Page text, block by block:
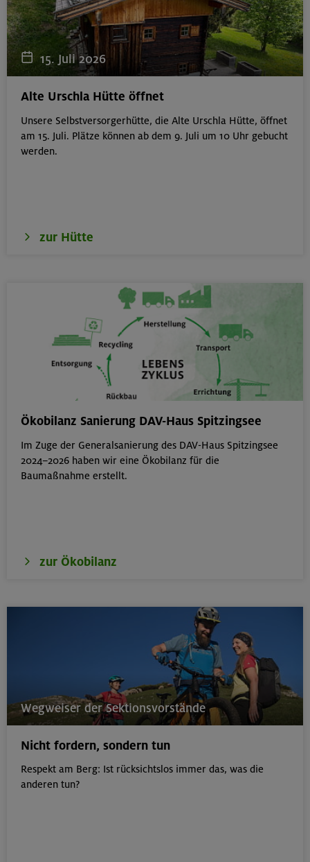
18.08.26
Fahrtechnik II - Advanced - Kompakt
München
19.08.26
Hohe Gipfel in der wilden Texelgruppe
Ötztaler Alpen
Kombikurs: Grund- und Aufbaukurs Klettern indoor (3
21.08.26
Klettertreff indoor
15. Juli 2026
Alte Urschla Hütte öffnet
Unsere Selbstversorgerhütte, die Alte Urschla Hütte, öffnet
am 15. Juli. Plätze können ab dem 9. Juli um 10 Uhr gebucht
werden.
zur Hütte
Ökobilanz Sanierung DAV-Haus Spitzingsee
Im Zuge der Generalsanierung des DAV-Haus Spitzingsee
2024–2026 haben wir eine Ökobilanz für die
Baumaßnahme erstellt.
zur Ökobilanz
Wegweiser der Sektionsvorstände
Nicht fordern, sondern tun
Respekt am Berg: Ist rücksichtslos immer das, was die
anderen tun?